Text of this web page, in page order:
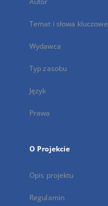
Temat i słowa kluczowe
Wydawca
Typ zasobu
Język
Prawa
O Projekcie
Opis projektu
Regulamin